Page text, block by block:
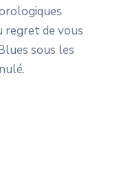
regret de vous
sous les